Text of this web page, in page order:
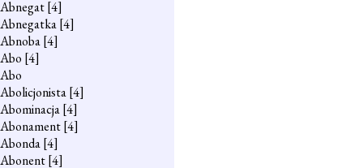
Abnegat[4]
Abnegatka[4]
Abnoba[4]
Abo [4]
Abo
Abolicjonista[4]
Abominacja[4]
Abonament[4]
Abonda[4]
Abonent[4]